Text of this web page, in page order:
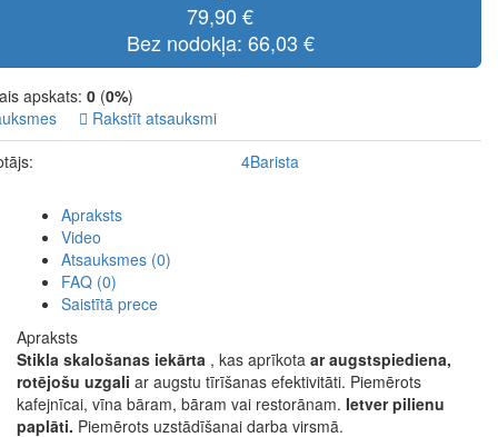
79,90 €
Bez nodokļa: 66,03 €
apskats: 0 (0%)
Rakstīt atsauksmi
4Barista
Apraksts
Video
Atsauksmes (0)
FAQ (0)
Saistītā prece
Apraksts
Stikla skalošanas iekārta , kas aprīkota ar augstspiediena,
rotējošu uzgali ar augstu tīrīšanas efektivitāti. Piemērots
kafejnīcai, vīna bāram, bāram vai restorānam. Ietver pilienu
paplāti. Piemērots uzstādīšanai darba virsmā.